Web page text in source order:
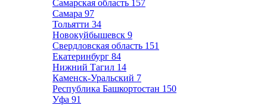
Самарская область 157
Самара 97
Тольятти 34
Новокуйбышевск 9
Свердловская область 151
Екатеринбург 84
Нижний Тагил 14
Каменск-Уральский 7
Республика Башкортостан 150
Уфа 91